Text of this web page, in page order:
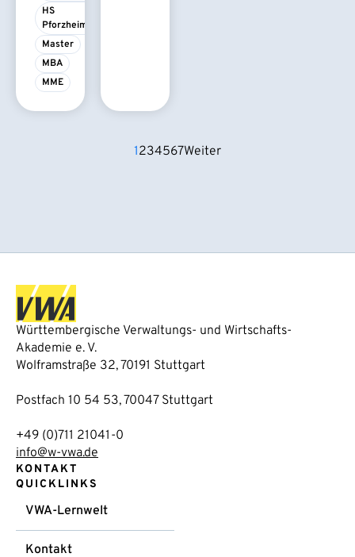
HS
Pforzheim
Master
MBA
MME
1234567Weiter
Württembergische Verwaltungs- und Wirtschafts-
Akademie e. V.
Wolframstraße 32, 70191 Stuttgart
Postfach 10 54 53, 70047 Stuttgart
+49 (0)711 21041-0
info@w-vwa.de
KONTAKT
QUICKLINKS
VWA-Lernwelt
Kontakt